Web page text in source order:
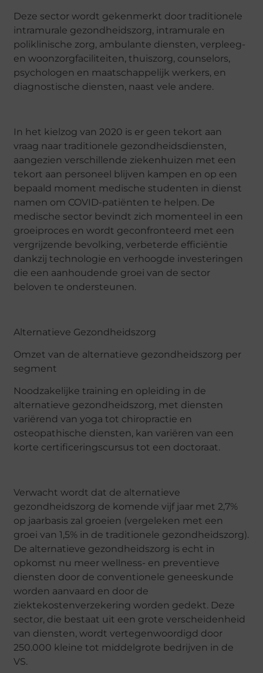
Deze sector wordt gekenmerkt door traditionele
intramurale gezondheidszorg, intramurale en
poliklinische zorg, ambulante diensten, verpleeg-
en woonzorgfaciliteiten, thuiszorg, counselors,
psychologen en maatschappelijk werkers, en
diagnostische diensten, naast vele andere.
In het kielzog van 2020 is er geen tekort aan
vraag naar traditionele gezondheidsdiensten,
aangezien verschillende ziekenhuizen met een
tekort aan personeel blijven kampen en op een
bepaald moment medische studenten in dienst
namen om COVID-patiënten te helpen. De
medische sector bevindt zich momenteel in een
groeiproces en wordt geconfronteerd met een
vergrijzende bevolking, verbeterde efficiëntie
dankzij technologie en verhoogde investeringen
die een aanhoudende groei van de sector
beloven te ondersteunen.
Alternatieve Gezondheidszorg
Omzet van de alternatieve gezondheidszorg per
segment
Noodzakelijke training en opleiding in de
alternatieve gezondheidszorg, met diensten
variërend van yoga tot chiropractie en
osteopathische diensten, kan variëren van een
korte certificeringscursus tot een doctoraat.
Verwacht wordt dat de alternatieve
gezondheidszorg de komende vijf jaar met 2,7%
op jaarbasis zal groeien (vergeleken met een
groei van 1,5% in de traditionele gezondheidszorg).
De alternatieve gezondheidszorg is echt in
opkomst nu meer wellness- en preventieve
diensten door de conventionele geneeskunde
worden aanvaard en door de
ziektekostenverzekering worden gedekt. Deze
sector, die bestaat uit een grote verscheidenheid
van diensten, wordt vertegenwoordigd door
250.000 kleine tot middelgrote bedrijven in de
VS.